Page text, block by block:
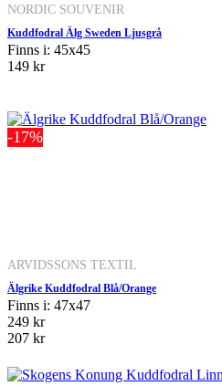
NORDIC SOUVENIR
Kuddfodral Älg Sweden Ljusgrå
Finns i: 45x45
149 kr
-17%
ARVIDSSONS TEXTIL
Älgrike Kuddfodral Blå/Orange
Finns i: 47x47
249 kr
207 kr